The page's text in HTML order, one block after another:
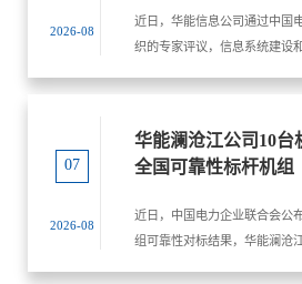
2026-08
近日，华能信息公司通过中国
织的专家评议，信息系统建设
07
2026-08
华能澜沧江公司10台
全国可靠性标杆机组
近日，中国电力企业联合会公
组可靠性对标结果，华能澜沧